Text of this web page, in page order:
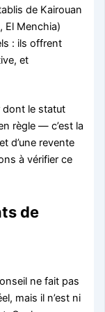
de Kairouan
El Menchia)
: ils offrent
et
dont le statut
règle — c’est la
d’une revente
à vérifier ce
de
ne fait pas
mais il n’est ni